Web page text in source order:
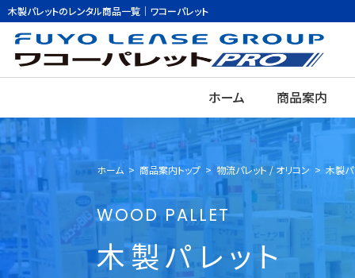
木製パレットのレンタル商品一覧｜ワコーパレット
ホーム 商品案内
ホーム > 商品案内トップ > 物流パレット / オリコン > 木製パ
WOOD PALLET
木製パレット